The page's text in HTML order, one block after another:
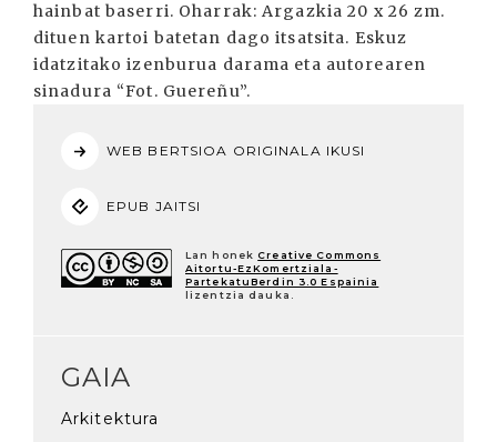
hainbat baserri. Oharrak: Argazkia 20 x 26 zm.
dituen kartoi batetan dago itsatsita. Eskuz
idatzitako izenburua darama eta autorearen
sinadura “Fot. Guereñu”.
WEB BERTSIOA ORIGINALA IKUSI
EPUB JAITSI
Lan honek Creative Commons
Aitortu-EzKomertziala-
PartekatuBerdin 3.0 Espainia
lizentzia dauka.
GAIA
Arkitektura